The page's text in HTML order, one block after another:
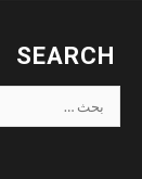
SEARCH
البحث
عن: